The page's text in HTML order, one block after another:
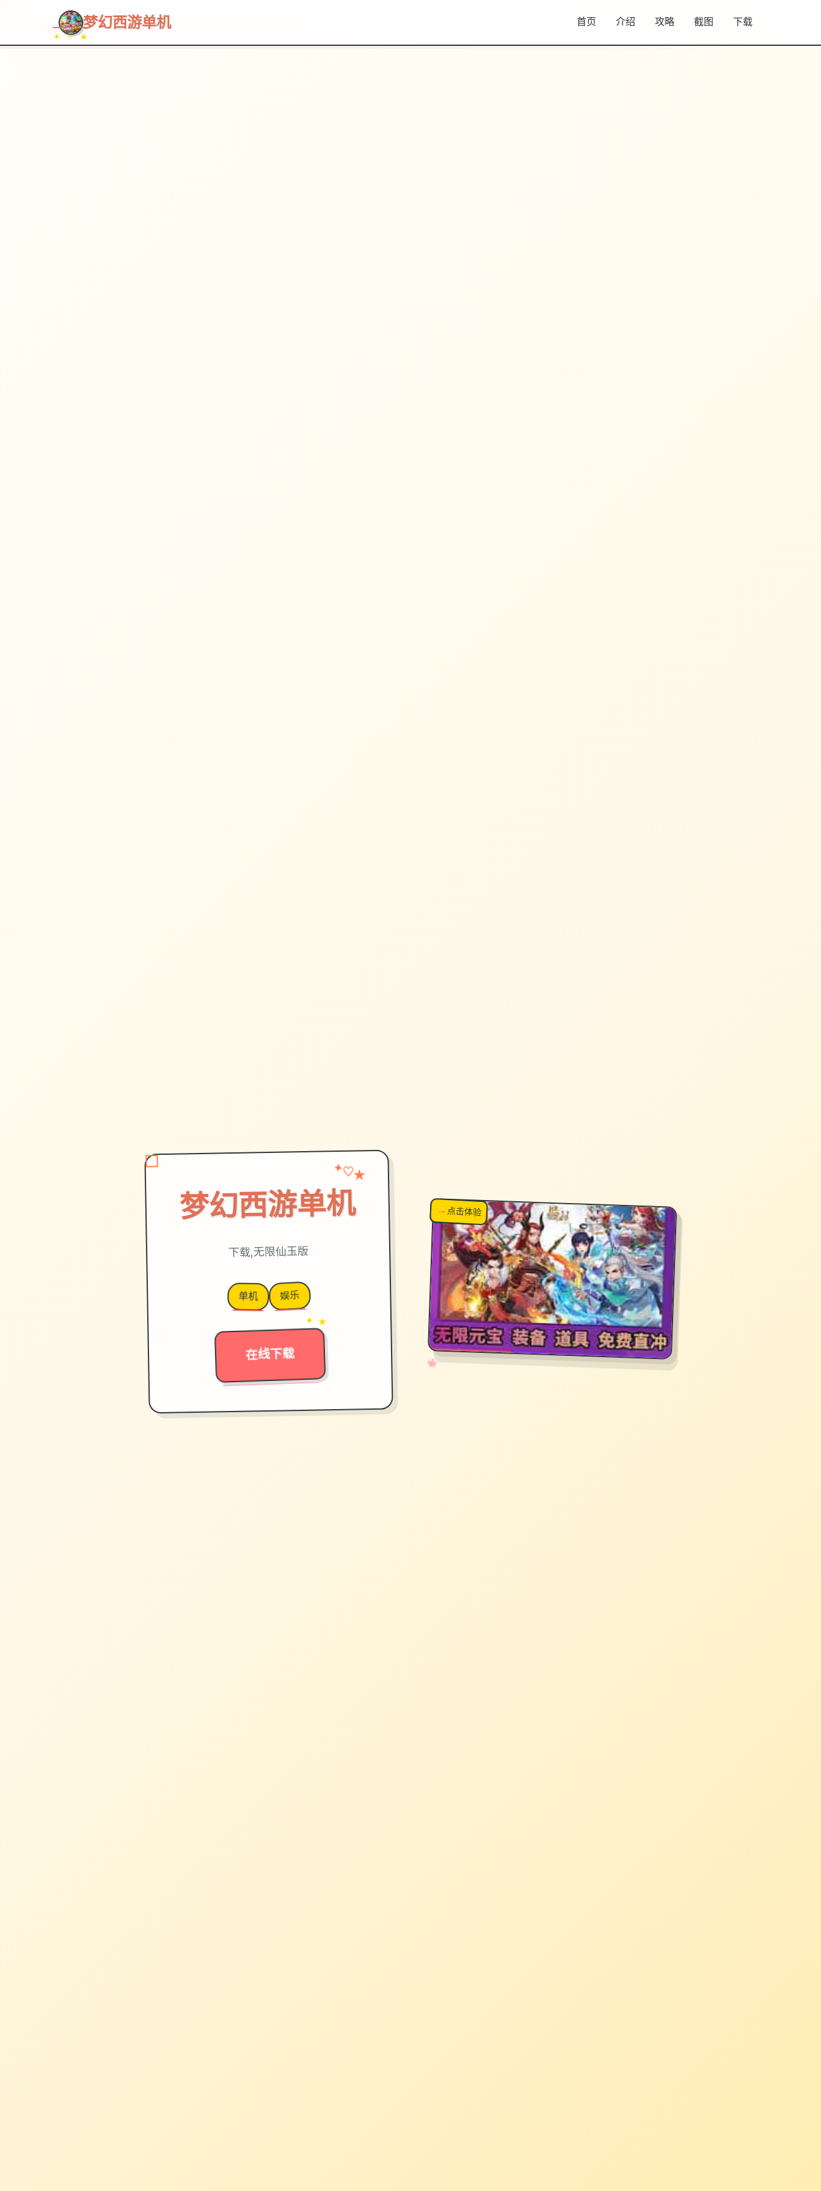
✦ ✧ ★
梦幻西游单机 首页 介绍 攻略 截图 下载
梦幻西游单机
✦♡★
下载,无限仙玉版
单机 娱乐
在线下载
→
✦ ★
✧
♡
★
♥
↗超棒！
→点击体验